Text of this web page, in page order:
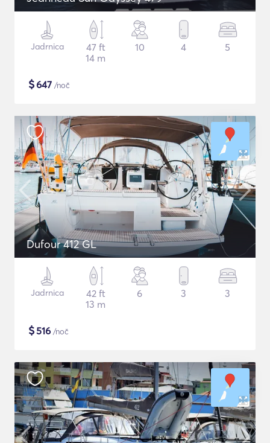
Jadrnica
47 ft
14 m
10 4 5
$647 /noč
Dufour 412 GL
Jadrnica
42 ft
13 m
6 3 3
$516 /noč